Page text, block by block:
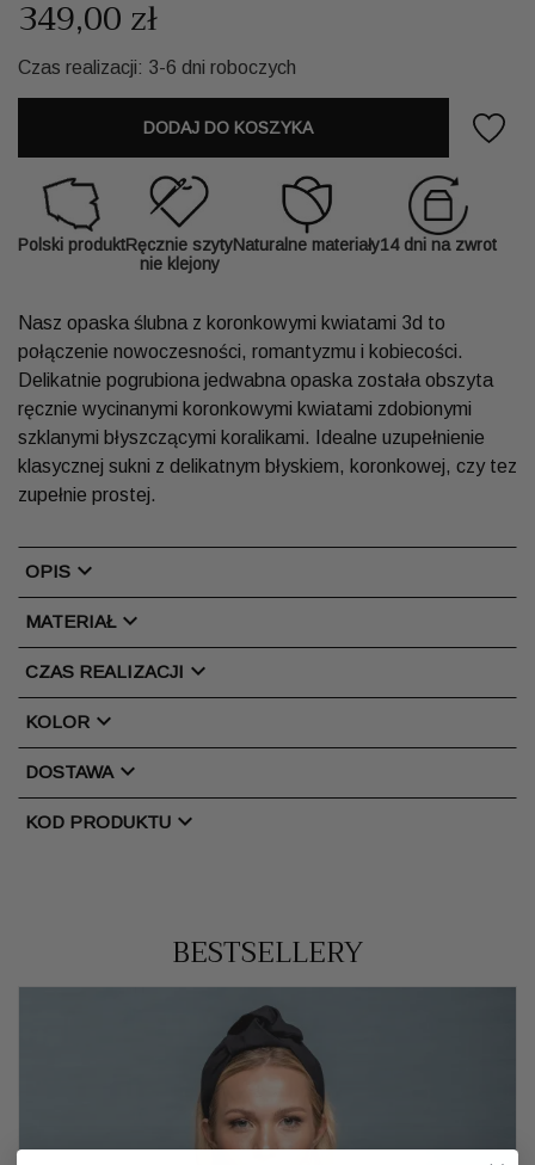
349,00 zł
Czas realizacji: 3-6 dni roboczych
DODAJ DO KOSZYKA
Polski produktRęcznie szyty
nie klejony
Naturalne materiały14 dni na zwrot
Nasz opaska ślubna z koronkowymi kwiatami 3d to
połączenie nowoczesności, romantyzmu i kobiecości.
Delikatnie pogrubiona jedwabna opaska została obszyta
ręcznie wycinanymi koronkowymi kwiatami zdobionymi
szklanymi błyszczącymi koralikami. Idealne uzupełnienie
klasycznej sukni z delikatnym błyskiem, koronkowej, czy tez
zupełnie prostej.
OPIS chevron_right
MATERIAŁchevron_right
CZAS REALIZACJI chevron_right
KOLOR chevron_right
DOSTAWAchevron_right
KOD PRODUKTU chevron_right
BESTSELLERY